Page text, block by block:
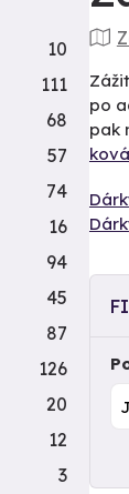
po
pak
10
111
68
57
74
16
94
45
87
126
20
12
3